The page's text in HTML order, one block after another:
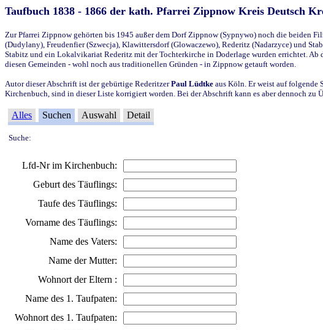
Taufbuch 1838 - 1866 der kath. Pfarrei Zippnow Kreis Deutsch
Zur Pfarrei Zippnow gehörten bis 1945 außer dem Dorf Zippnow (Sypnywo) noch die beiden
(Dudylany), Freudenfier (Szwecja), Klawittersdorf (Glowaczewo), Rederitz (Nadarzyce) und
Stabitz und ein Lokalvikariat Rederitz mit der Tochterkirche in Doderlage wurden errichtet. Ab
diesen Gemeinden - wohl noch aus traditionellen Gründen - in Zippnow getauft worden.
Autor dieser Abschrift ist der gebürtige RederitzerPaul Lüdtke aus Köln. Er weist auf folgende
Kirchenbuch, sind in dieser Liste korrigiert worden. Bei der Abschrift kann es aber dennoch zu
Alles Suchen Auswahl Detail
Suche:
Lfd-Nr im Kirchenbuch:
Geburt des Täuflings:
Taufe des Täuflings:
Vorname des Täuflings:
Name des Vaters:
Name der Mutter:
Wohnort der Eltern :
Name des 1. Taufpaten:
Wohnort des 1. Taufpaten: